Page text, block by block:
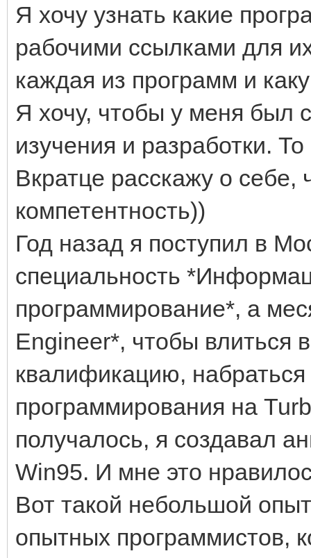
Я хочу узнать какие
рабочими ссылками для
каждая из программ и
Я хочу, чтобы у меня был
изучения и разработки.
Вкратце расскажу о
компетентность))
Год назад я поступил в
специальность
программирование*, а
Engineer*, чтобы влиться
квалификацию,
программирования на
получалось, я создавал
Win95. И мне это
Вот такой небольшой
опытных программистов,